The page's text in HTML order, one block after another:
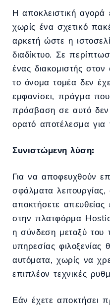
Η αποκλειστική αγορά
χωρίς ένα σχετικό
αρκετή ώστε η
διαδίκτυο. Σε
ένας διακομιστής στον
το όνομα τομέα δεν
εμφανίσει, πράγμα που
πρόσβαση σε αυτό
ορατό αποτέλεσμα για
Συνιστώμενη λύση:
Για να αποφευχθούν
σφάλματα
αποκτήσετε απευθείας
στην πλατφόρμα
η σύνδεση μεταξύ του
υπηρεσίας φιλοξενίας
αυτόματα, χωρίς να
επιπλέον τεχνικές
Εάν έχετε αποκτήσει